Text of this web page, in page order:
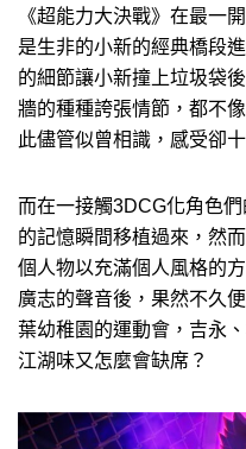
《超能力大決戰》在最一
是生非的小新的經典橋段
的細節讓小新撞上垃圾袋
牆的種種誇張情節，都不
此儘管似曾相識，感受卻
而在一接觸3DCG化角色
的記憶瞬間移植過來，然
個人物以充滿個人風格的
廣志的聲音後，果然不久
葉幼稚園的運動會，吉永
江湖味又怎麼會缺席？